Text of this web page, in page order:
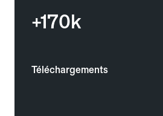
+170k
Téléchargements